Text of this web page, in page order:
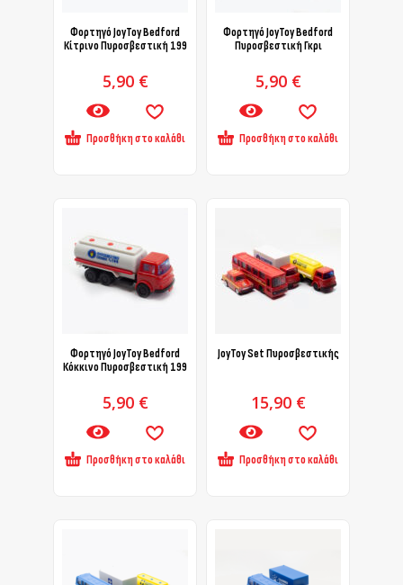
Φορτηγό JoyToy Bedford
Κίτρινο Πυροσβεστική 199
5,90 €
Προσθήκη στο καλάθι
Φορτηγό JoyToy Bedford
Πυροσβεστική Γκρι
5,90 €
Προσθήκη στο καλάθι
Φορτηγό JoyToy Bedford
Κόκκινο Πυροσβεστική 199
5,90 €
Προσθήκη στο καλάθι
JoyToy Set Πυροσβεστικής
15,90 €
Προσθήκη στο καλάθι